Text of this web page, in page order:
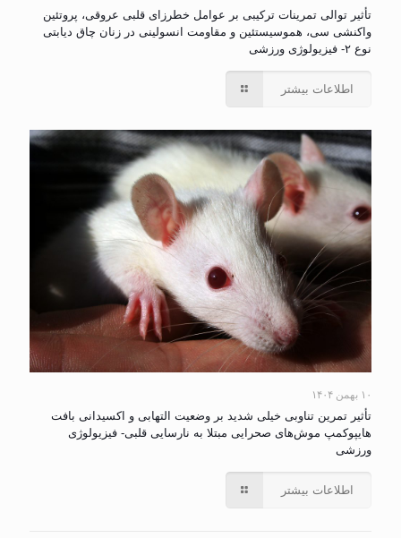
تأثیر توالی تمرینات ترکیبی بر عوامل خطرزای قلبی عروقی، پروتئین
واکنشی سی، هموسیستئین و مقاومت انسولینی در زنان چاق دیابتی
نوع ۲- فیزیولوژی ورزشی
اطلاعات بیشتر
۱۰ بهمن ۱۴۰۴
تأثیر تمرین تناوبی خیلی شدید بر وضعیت التهابی و اکسیدانی بافت
هایپوکمپ موش‌های صحرایی مبتلا به نارسایی قلبی- فیزیولوژی
ورزشی
اطلاعات بیشتر